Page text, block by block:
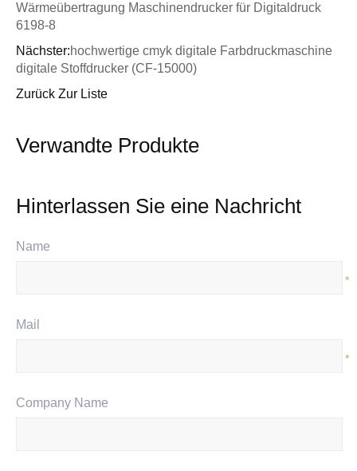
Wärmeübertragung Maschinendrucker für Digitaldruck
6198-8
Nächster:hochwertige cmyk digitale Farbdruckmaschine
digitale Stoffdrucker (CF-15000)
Zurück Zur Liste
Verwandte Produkte
Hinterlassen Sie eine Nachricht
Name
*
Mail
*
Company Name